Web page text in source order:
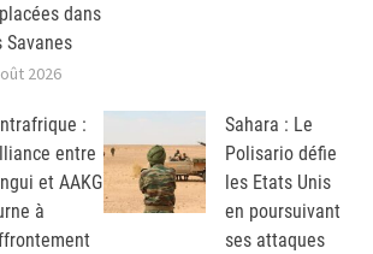
dans
Savanes
2026
:
entre
et AAKG
à
Sahara : Le
Polisario défie
les Etats Unis
en poursuivant
ses attaques